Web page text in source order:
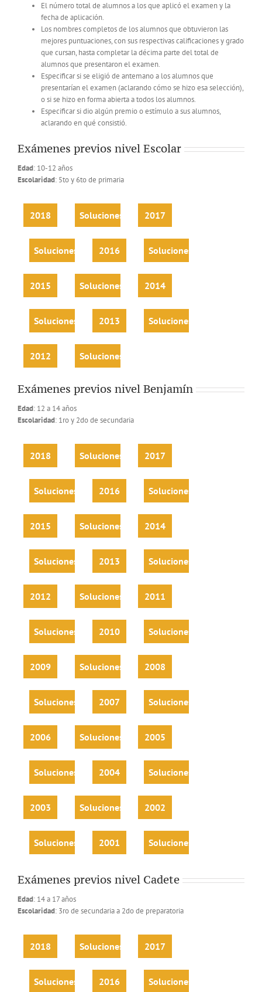
El número total de alumnos a los que aplicó el examen y la
fecha de aplicación.
Los nombres completos de los alumnos que obtuvieron las
mejores puntuaciones, con sus respectivas calificaciones y grado
que cursan, hasta completar la décima parte del total de
alumnos que presentaron el examen.
Especificar si se eligió de antemano a los alumnos que
presentarían el examen (aclarando cómo se hizo esa selección),
o si se hizo en forma abierta a todos los alumnos.
Especificar si dio algún premio o estímulo a sus alumnos,
aclarando en qué consistió.
Exámenes previos nivel Escolar
Edad: 10-12 años
Escolaridad: 5to y 6to de primaria
2018 Soluciones 2017
Soluciones 2016 Soluciones
2015 Soluciones 2014
Soluciones 2013 Soluciones
2012 Soluciones
Exámenes previos nivel Benjamín
Edad: 12 a 14 años
Escolaridad: 1ro y 2do de secundaria
2018 Soluciones 2017
Soluciones 2016 Soluciones
2015 Soluciones 2014
Soluciones 2013 Soluciones
2012 Soluciones 2011
Soluciones 2010 Soluciones
2009 Soluciones 2008
Soluciones 2007 Soluciones
2006 Soluciones 2005
Soluciones 2004 Soluciones
2003 Soluciones 2002
Soluciones 2001 Soluciones
Exámenes previos nivel Cadete
Edad: 14 a 17 años
Escolaridad: 3ro de secundaria a 2do de preparatoria
2018 Soluciones 2017
Soluciones 2016 Soluciones